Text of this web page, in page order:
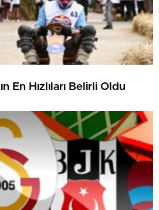
En Hızlıları Belirli Oldu